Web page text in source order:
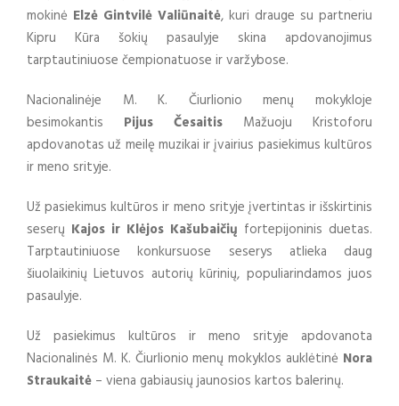
mokinė Elzė Gintvilė Valiūnaitė, kuri drauge su partneriu
Kipru Kūra šokių pasaulyje skina apdovanojimus
tarptautiniuose čempionatuose ir varžybose.
Nacionalinėje M. K. Čiurlionio menų mokykloje
besimokantis Pijus Česaitis Mažuoju Kristoforu
apdovanotas už meilę muzikai ir įvairius pasiekimus kultūros
ir meno srityje.
Už pasiekimus kultūros ir meno srityje įvertintas ir išskirtinis
seserų Kajos ir Klėjos Kašubaičių fortepijoninis duetas.
Tarptautiniuose konkursuose seserys atlieka daug
šiuolaikinių Lietuvos autorių kūrinių, populiarindamos juos
pasaulyje.
Už pasiekimus kultūros ir meno srityje apdovanota
Nacionalinės M. K. Čiurlionio menų mokyklos auklėtinė Nora
Straukaitė – viena gabiausių jaunosios kartos balerinų.